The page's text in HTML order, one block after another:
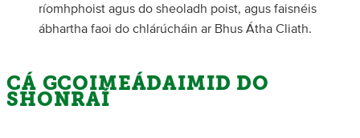
ríomhphoist agus do sheoladh poist, agus faisnéis
ábhartha faoi do chlárúcháin ar Bhus Átha Cliath.
CÁ GCOIMEÁDAIMID DO
SHONRAÍ